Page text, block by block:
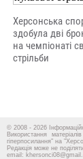
Херсонська
здобула дві
на чемпіонаті
стрільби
© 2008 - 2026
Використання
гіперпосилання" на
Редакція може не
email: